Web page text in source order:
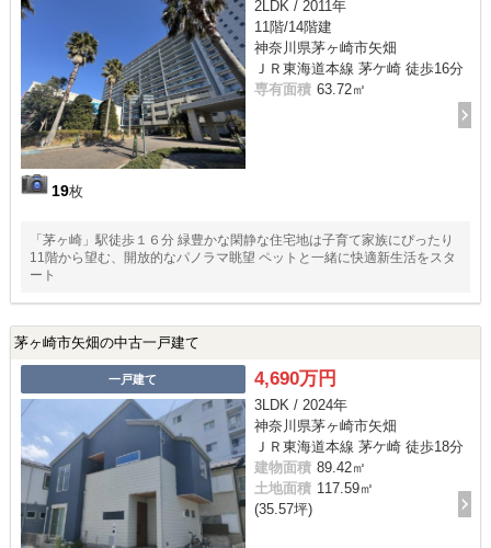
19枚
2LDK / 2011年
11階/14階建
神奈川県茅ヶ崎市矢畑
ＪＲ東海道本線 茅ケ崎 徒歩16分
専有面積 63.72㎡
「茅ヶ崎」駅徒歩１６分 緑豊かな閑静な住宅地は子育て家族にぴったり
11階から望む、開放的なパノラマ眺望 ペットと一緒に快適新生活をスタ
ート
茅ヶ崎市矢畑の中古一戸建て
一戸建て 4,690万円
3LDK / 2024年
神奈川県茅ヶ崎市矢畑
ＪＲ東海道本線 茅ケ崎 徒歩18分
建物面積 89.42㎡
土地面積 117.59㎡
(35.57坪)